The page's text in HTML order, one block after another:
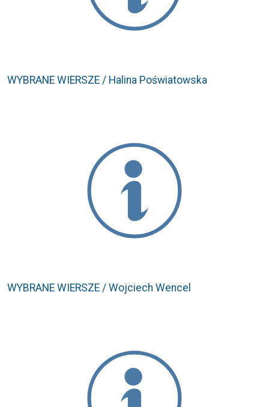
WYBRANE WIERSZE / Halina Poświatowska
WYBRANE WIERSZE / Wojciech Wencel